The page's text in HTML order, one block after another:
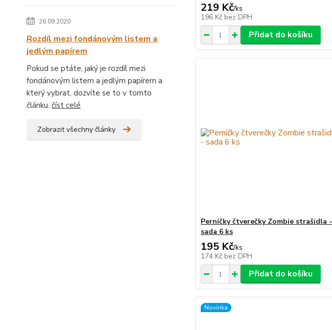
26.09.2020
Rozdíl mezi fondánovým listem a
jedlým papírem
Pokud se ptáte, jaký je rozdíl mezi
fondánovým listem a jedlým papírem a
který vybrat, dozvíte se to v tomto
článku. číst celé
Zobrazit všechny články
219 Kč/ks
196 Kč bez DPH
Přidat do košíku
Perníčky čtverečky Zombie strašidla -
sada 6 ks
195 Kč/ks
174 Kč bez DPH
Přidat do košíku
Novinka